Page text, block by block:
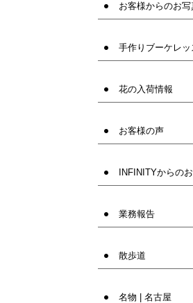
お客様からのお
手作りブーケレッ
花の入荷情報
お客様の声
INFINITYからの
業務報告
散歩道
名物 | 名古屋